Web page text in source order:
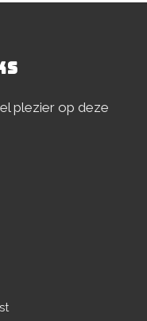
plezier op deze